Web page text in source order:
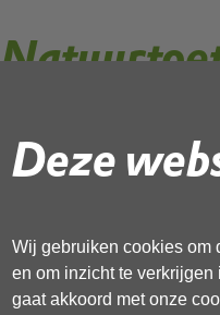
Deze
Wij gebruiken cookies om
en om inzicht te
gaat akkoord met onze
Gebruik de onderstaande
Deel deze pagina